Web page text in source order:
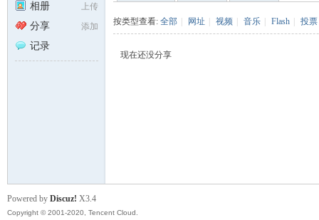
上传
相册
添加
分享
记录
按类型查看: 全部 网址 视频 音乐 Flash 投票
现在还没分享
Powered by Discuz! X3.4
Copyright © 2001-2020, Tencent Cloud.